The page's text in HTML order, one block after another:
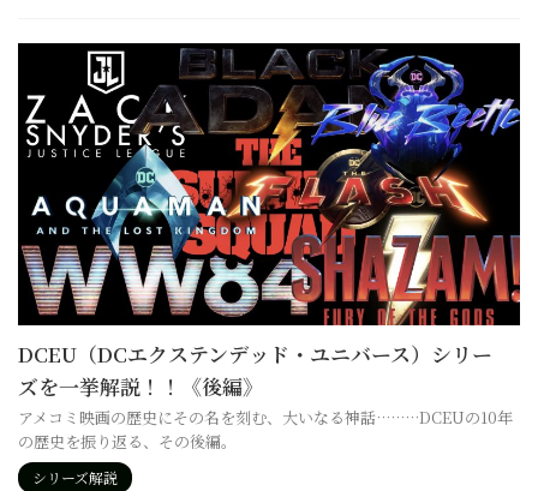
DCEU（DCエクステンデッド・ユニバース）シリー
ズを一挙解説！！《後編》
アメコミ映画の歴史にその名を刻む、大いなる神話………DCEUの10年
の歴史を振り返る、その後編。
シリーズ解説